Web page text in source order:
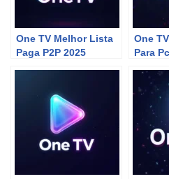
One TV Melhor Lista
Paga P2P 2025
One
Para Pc